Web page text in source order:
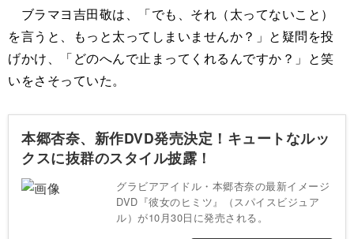
ブラマヨ吉田敬は、「でも、それ（太ってないこと）
を言うと、もっと太ってしまいませんか？」と疑問を投
げかけ、「どのへんで止まってくれるんですか？」と笑
いをさそっていた。
本郷杏奈、新作DVD発売決定！キュートなルッ
クスに抜群のスタイル披露！
グラビアアイドル・本郷杏奈の最新イメージ
DVD『彼女のヒミツ』（スパイスビジュア
ル）が10月30日に発売される。